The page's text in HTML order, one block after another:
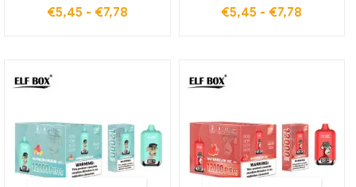
Flavour Duty Free Shipping
€5,45 - €7,78
meloun
€5,45 - €7,78